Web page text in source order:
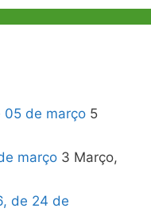
05 de março 5
março 3 Março,
de 24 de